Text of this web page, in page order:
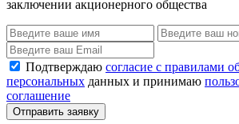
заключении акционерного общества
Подтверждаю согласие с правилами
персональных данных и принимаю
соглашение
Отправить заявку